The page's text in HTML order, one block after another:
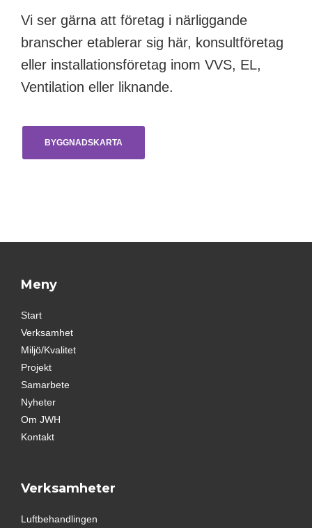
Vi ser gärna att företag i närliggande
branscher etablerar sig här, konsultföretag
eller installationsföretag inom VVS, EL,
Ventilation eller liknande.
BYGGNADSKARTA
Meny
Start
Verksamhet
Miljö/Kvalitet
Projekt
Samarbete
Nyheter
Om JWH
Kontakt
Verksamheter
Luftbehandlingen